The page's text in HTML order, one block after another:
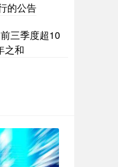
的公告
三季度超10
之和